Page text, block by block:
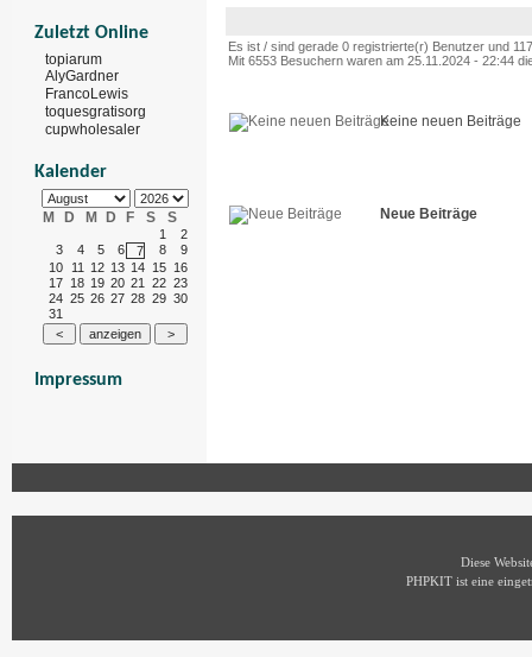
Zuletzt Online
topiarum
AlyGardner
FrancoLewis
toquesgratisorg
cupwholesaler
Kalender
M D M D F S S
1
2
3
4 5 6 7 8
9
10
11 12 13 14 15 16
17 18 19 20 21 22 23
24 25 26 27 28 29 30
31
Impressum
Es ist / sind gerade 0 registrierte(r) Benutzer und
Mit 6553 Besuchern waren am 25.11.2024 - 22:44
Keine neuen Beiträge
Neue Beiträge
Diese
PHPKIT ist eine